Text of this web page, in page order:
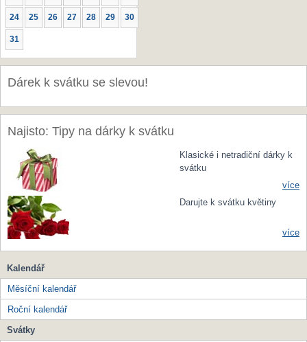
24 25 26 27 28 29 30
31
Dárek k svátku se slevou!
Najisto: Tipy na dárky k svátku
Klasické i netradiční dárky k
svátku
více
Darujte k svátku květiny
více
Kalendář
Měsíční kalendář
Roční kalendář
Svátky